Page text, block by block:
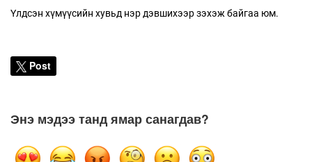
Үлдсэн хүмүүсийн хувьд нэр дэвшихээр зэхэж байгаа юм.
Post
Энэ мэдээ танд ямар санагдав?